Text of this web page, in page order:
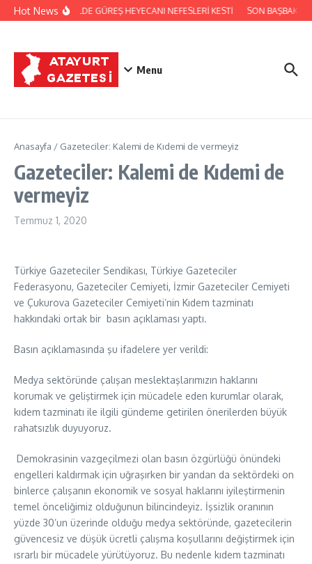
İçeriğe atla
Hot NewsFESTİVALDE GÜREŞ HEYECANI NEFESLERİ KESTİ SON BAŞBAKAN
Menu
Anasayfa / Gazeteciler: Kalemi de Kıdemi de vermeyiz
Gazeteciler: Kalemi de Kıdemi de
vermeyiz
Temmuz 1, 2020
Türkiye Gazeteciler Sendikası, Türkiye Gazeteciler
Federasyonu, Gazeteciler Cemiyeti, İzmir Gazeteciler Cemiyeti
ve Çukurova Gazeteciler Cemiyeti’nin Kıdem tazminatı
hakkındaki ortak bir basın açıklaması yaptı.
Basın açıklamasında şu ifadelere yer verildi:
Medya sektöründe çalışan meslektaşlarımızın haklarını
korumak ve geliştirmek için mücadele eden kurumlar olarak,
kıdem tazminatı ile ilgili gündeme getirilen önerilerden büyük
rahatsızlık duyuyoruz.
Demokrasinin vazgeçilmezi olan basın özgürlüğü önündeki
engelleri kaldırmak için uğraşırken bir yandan da sektördeki on
binlerce çalışanın ekonomik ve sosyal haklarını iyileştirmenin
temel önceliğimiz olduğunun bilincindeyiz. İşsizlik oranının
yüzde 30’un üzerinde olduğu medya sektöründe, gazetecilerin
güvencesiz ve düşük ücretli çalışma koşullarını değiştirmek için
ısrarlı bir mücadele yürütüyoruz. Bu nedenle kıdem tazminatı